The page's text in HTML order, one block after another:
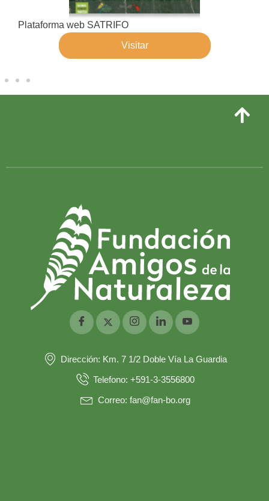
Plataforma web SATRIFO
Visitar
Dirección: Km. 7 1/2 Doble Vía La Guardia
Telefono: +591-3-3556800
Correo: fan@fan-bo.org